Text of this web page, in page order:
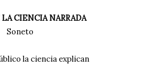
CIENCIA NARRADA
Soneto
la ciencia explican